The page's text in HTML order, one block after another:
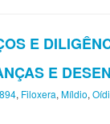
E
E
, Filoxera, Míldio,